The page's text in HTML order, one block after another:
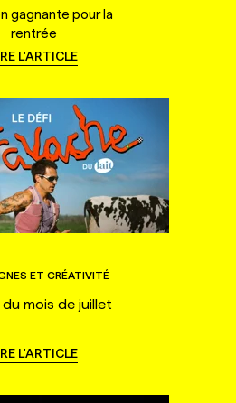
gagnante pour la
rentrée
L'ARTICLE
ET CRÉATIVITÉ
du mois de juillet
L'ARTICLE